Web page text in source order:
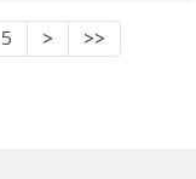
5 > >>